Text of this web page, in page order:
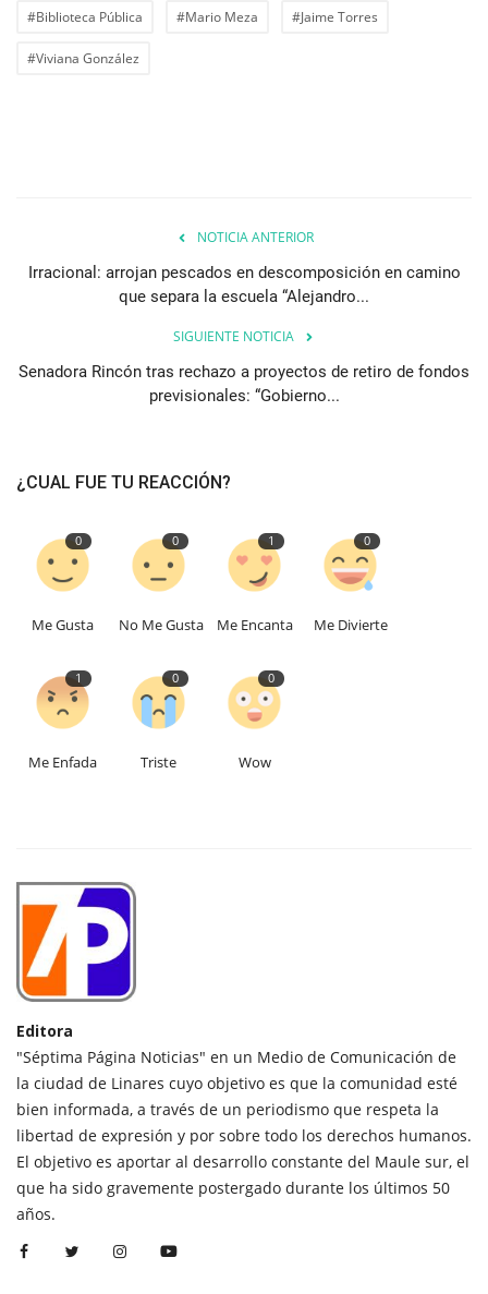
#Biblioteca Pública #Mario Meza #Jaime Torres
#Viviana González
NOTICIA ANTERIOR
Irracional: arrojan pescados en descomposición en camino
que separa la escuela “Alejandro...
SIGUIENTE NOTICIA
Senadora Rincón tras rechazo a proyectos de retiro de fondos
previsionales: “Gobierno...
¿CUAL FUE TU REACCIÓN?
0
Me Gusta
0
No Me Gusta
1
Me Encanta
0
Me Divierte
1
Me Enfada
0
Triste
0
Wow
Editora
"Séptima Página Noticias" en un Medio de Comunicación de
la ciudad de Linares cuyo objetivo es que la comunidad esté
bien informada, a través de un periodismo que respeta la
libertad de expresión y por sobre todo los derechos humanos.
El objetivo es aportar al desarrollo constante del Maule sur, el
que ha sido gravemente postergado durante los últimos 50
años.